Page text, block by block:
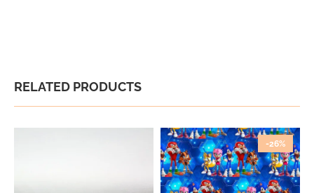
RELATED PRODUCTS
-26%